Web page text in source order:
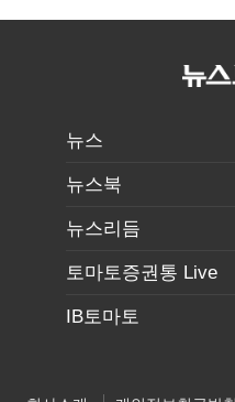
"호남 계몽 규탄"
속도로
뉴스
뉴스북
뉴스리듬
토마토증권통 Live
IB토마토